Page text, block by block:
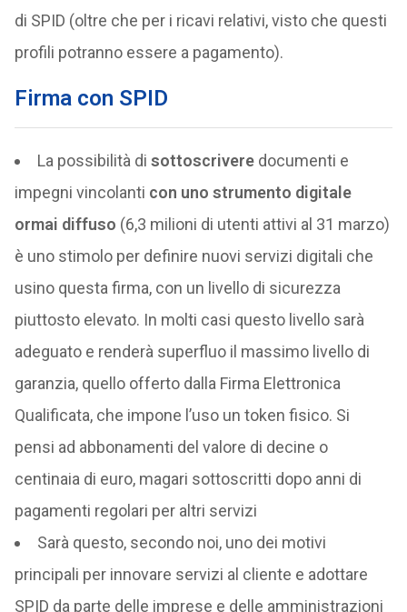
di SPID (oltre che per i ricavi relativi, visto che questi
profili potranno essere a pagamento).
Firma con SPID
La possibilità di sottoscriveredocumenti e
impegni vincolanti con uno strumento digitale
ormai diffuso (6,3 milioni di utenti attivi al 31 marzo)
è uno stimolo per definire nuovi servizi digitali che
usino questa firma, con un livello di sicurezza
piuttosto elevato. In molti casi questo livello sarà
adeguato e renderà superfluo il massimo livello di
garanzia, quello offerto dalla Firma Elettronica
Qualificata, che impone l’uso un token fisico. Si
pensi ad abbonamenti del valore di decine o
centinaia di euro, magari sottoscritti dopo anni di
pagamenti regolari per altri servizi
Sarà questo, secondo noi, uno dei motivi
principali per innovare servizi al cliente e adottare
SPID da parte delle imprese e delle amministrazioni